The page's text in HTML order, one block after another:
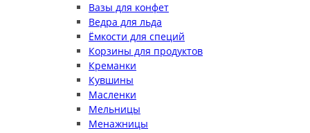
Вазы для конфет
Ведра для льда
Ёмкости для специй
Корзины для продуктов
Креманки
Кувшины
Масленки
Мельницы
Менажницы